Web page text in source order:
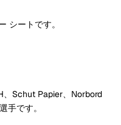
シートです。
Schut Papier、Norbord
手です。